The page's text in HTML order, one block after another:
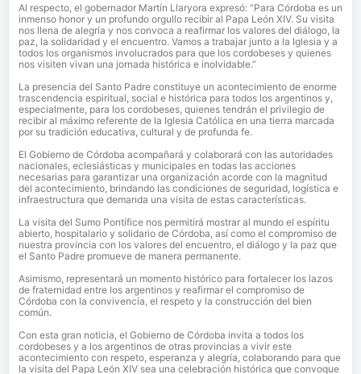
Al respecto, el gobernador Martín Llaryora expresó: “Para Córdoba es un
inmenso honor y un profundo orgullo recibir al Papa León XIV. Su visita
nos llena de alegría y nos convoca a reafirmar los valores del diálogo, la
paz, la solidaridad y el encuentro. Vamos a trabajar junto a la Iglesia y a
todos los organismos involucrados para que los cordobeses y quienes
nos visiten vivan una jornada histórica e inolvidable.”
La presencia del Santo Padre constituye un acontecimiento de enorme
trascendencia espiritual, social e histórica para todos los argentinos y,
especialmente, para los cordobeses, quienes tendrán el privilegio de
recibir al máximo referente de la Iglesia Católica en una tierra marcada
por su tradición educativa, cultural y de profunda fe.
El Gobierno de Córdoba acompañará y colaborará con las autoridades
nacionales, eclesiásticas y municipales en todas las acciones
necesarias para garantizar una organización acorde con la magnitud
del acontecimiento, brindando las condiciones de seguridad, logística e
infraestructura que demanda una visita de estas características.
La visita del Sumo Pontífice nos permitirá mostrar al mundo el espíritu
abierto, hospitalario y solidario de Córdoba, así como el compromiso de
nuestra provincia con los valores del encuentro, el diálogo y la paz que
el Santo Padre promueve de manera permanente.
Asimismo, representará un momento histórico para fortalecer los lazos
de fraternidad entre los argentinos y reafirmar el compromiso de
Córdoba con la convivencia, el respeto y la construcción del bien
común.
Con esta gran noticia, el Gobierno de Córdoba invita a todos los
cordobeses y a los argentinos de otras provincias a vivir este
acontecimiento con respeto, esperanza y alegría, colaborando para que
la visita del Papa León XIV sea una celebración histórica que convoque